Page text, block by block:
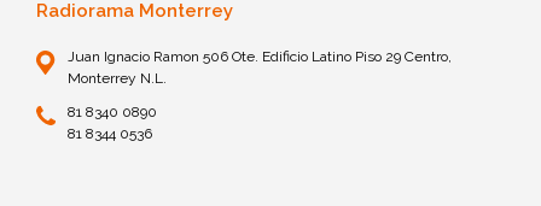
Radiorama Monterrey
Juan Ignacio Ramon 506 Ote. Edificio Latino Piso 29 Centro,
Monterrey N.L.
81 8340 0890
81 8344 0536